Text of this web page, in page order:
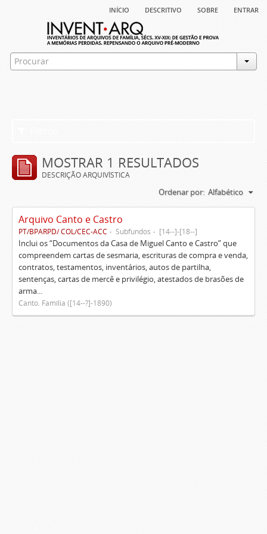
início descritivo sobre entrar
MOSTRAR 1 RESULTADOS
DESCRIÇÃO ARQUIVÍSTICA
Ordenar por: Alfabético
Arquivo Canto e Castro
PT/BPARPD/ COL/CEC-ACC Subfundos [14--]-[18--]
Inclui os “Documentos da Casa de Miguel Canto e Castro” que
compreendem cartas de sesmaria, escrituras de compra e venda,
contratos, testamentos, inventários, autos de partilha,
sentenças, cartas de mercê e privilégio, atestados de brasões de
arma...
Canto. Família ([14--?]-1890)